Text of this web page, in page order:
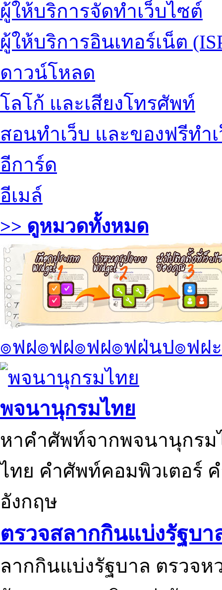
ผู้ให้บริการจัดทำเว็บไซต์
ผู้ให้บริการอินเทอร์เน็ต
ดาวน์โหลด
โลโก้ และเสียงโทรศัพท์
สอนทำเว็บ และของฟรีทำ
อีการ์ด
อีเมล์
>> ดูหมวดทั้งหมด
๏ฟฝ๏ฟฝ๏ฟฝ๏ฟฝ่นป๏ฟฝ
พจนานุกรมไทย
หาคำศัพท์จากพจนานุกรม
ไทย คำศัพท์คอมพิวเตอร์
อังกฤษ
ตรวจสลากกินแบ่งรัฐบา
ลากกินแบ่งรัฐบาล ตรวจ